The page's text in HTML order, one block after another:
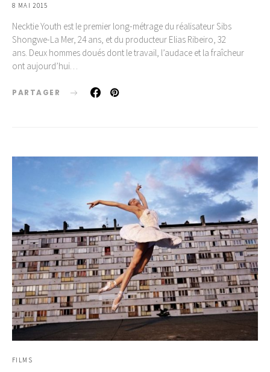
8 MAI 2015
Necktie Youth est le premier long-métrage du réalisateur Sibs
Shongwe-La Mer, 24 ans, et du producteur Elias Ribeiro, 32
ans. Deux hommes doués dont le travail, l’audace et la fraîcheur
ont aujourd’hui…
PARTAGER
FILMS